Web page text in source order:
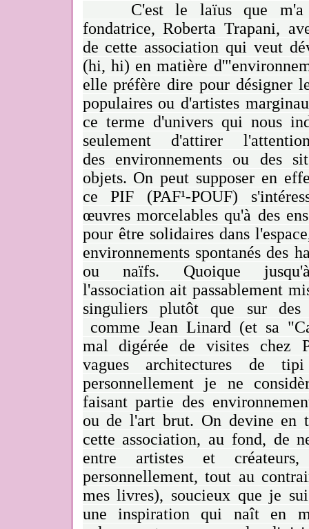
C'est le laïus que m'a
fondatrice, Roberta Trapani,
de cette association qui veut
(hi, hi) en matière
elle préfère dire pour désigner
populaires ou d'artistes
ce terme d'univers qui nous
seulement d'attirer
des environnements ou des
objets. On peut supposer en
ce PIF (PAF¹-POUF)
œuvres morcelables qu'à des
pour être solidaires dans
environnements spontanés des
ou naïfs. Quoique
l'association ait passablement
singuliers plutôt que sur des
comme Jean Linard (et sa
mal digérée de visites chez
vagues architectures de
personnellement je ne
faisant partie des
ou de l'art brut. On devine en
cette association, au fond, de
entre artistes et
personnellement, tout au
mes livres), soucieux que je
une inspiration qui naît en